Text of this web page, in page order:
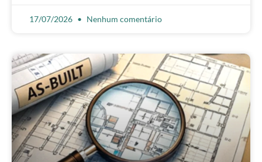
17/07/2026 Nenhum comentário